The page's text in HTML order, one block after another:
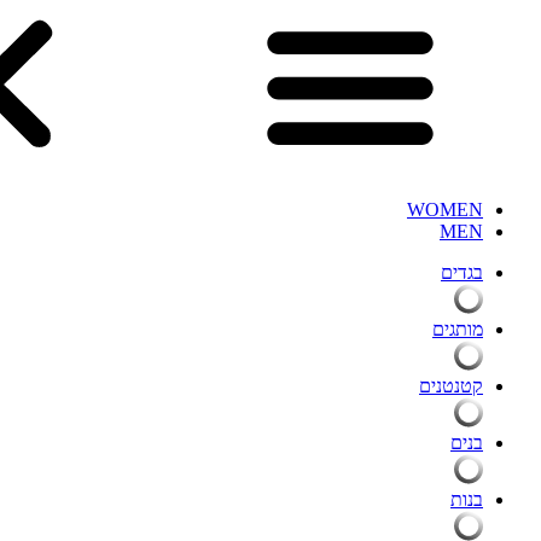
WOMEN
MEN
בגדים
מותגים
קטנטנים
בנים
בנות